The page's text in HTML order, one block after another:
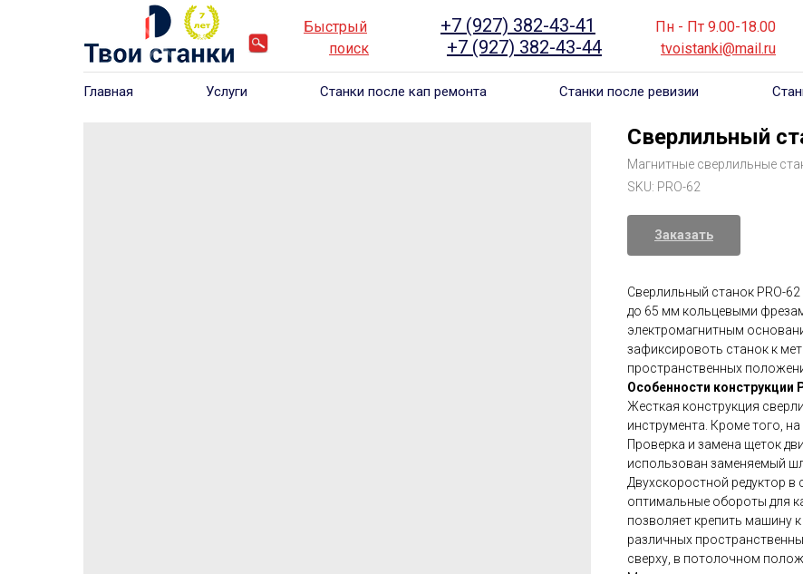
Быстрый +7 (927) 382-43-41 Пн - Пт 9.00-18.00
поиск
+7 (927) 382-43-44 tvoistanki@mail.ru
Главная Услуги Станки после кап ремонта Станки после ревизии
Сверлильный
Магнитные сверлильные
SKU: PRO-62
Заказать
Сверлильный станок PRO-
до 65 мм кольцевыми
электромагнитным
зафиксировоть станок к
пространственных
Особенности конструкции
Жесткая конструкция
инструмента. Кроме того,
Проверка и замена щеток
использован заменяемый
Двухскоростной редуктор
оптимальные обороты для
позволяет крепить машину
различных
сверху, в потолочном